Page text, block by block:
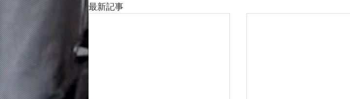
最新記事